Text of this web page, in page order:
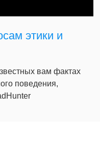
этики и
вам фактах
поведения,